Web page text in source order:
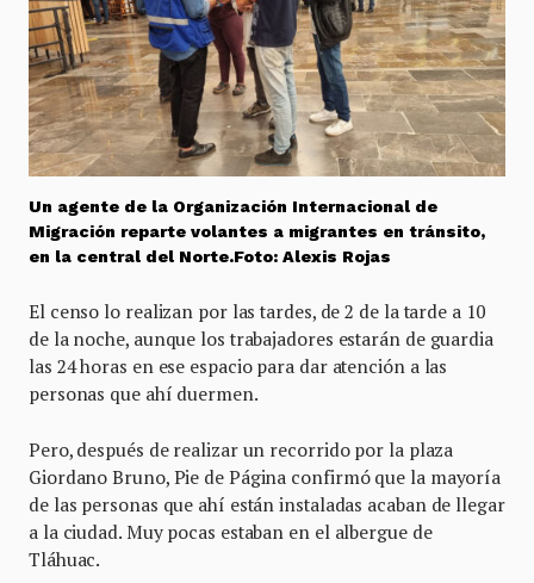
Un agente de la Organización Internacional de
Migración reparte volantes a migrantes en tránsito,
en la central del Norte.Foto: Alexis Rojas
El censo lo realizan por las tardes, de 2 de la tarde a 10
de la noche, aunque los trabajadores estarán de guardia
las 24 horas en ese espacio para dar atención a las
personas que ahí duermen.
Pero, después de realizar un recorrido por la plaza
Giordano Bruno, Pie de Página confirmó que la mayoría
de las personas que ahí están instaladas acaban de llegar
a la ciudad. Muy pocas estaban en el albergue de
Tláhuac.